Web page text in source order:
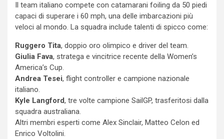
Il team italiano compete con catamarani foiling da 50 piedi
capaci di superare i 60 mph, una delle imbarcazioni più
veloci al mondo. La squadra include talenti di spicco come:
Ruggero Tita, doppio oro olimpico e driver del team.
Giulia Fava, stratega e vincitrice recente della Women’s
America’s Cup.
Andrea Tesei, flight controller e campione nazionale
italiano.
Kyle Langford, tre volte campione SailGP, trasferitosi dalla
squadra australiana.
Altri membri esperti come Alex Sinclair, Matteo Celon ed
Enrico Voltolini.